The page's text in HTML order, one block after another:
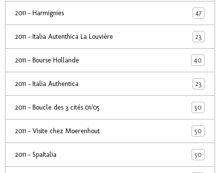
2011 - Harmignies 47
2011 - Italia Autenthica La Louvière 23
2011 - Bourse Hollande 40
2011 - Italia Authentica 23
2011 - Boucle des 3 cités 01/05 50
2011 - Visite chez Moerenhout 50
2011 - SpaItalia 50